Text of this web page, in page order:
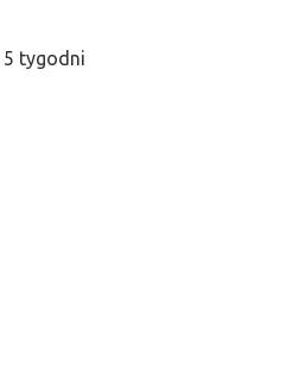
5 tygodni